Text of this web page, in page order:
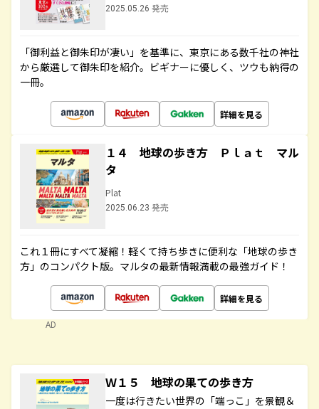
2025.05.26 発売
「御利益と御朱印が凄い」を基準に、東京にある数千社の神社
から厳選して御朱印を紹介。ビギナーに優しく、ツウも納得の
一冊。
詳細を見る
１４ 地球の歩き方 Ｐｌａｔ マル
タ
Plat
2025.06.23 発売
これ１冊にすべて凝縮！軽くて持ち歩きに便利な「地球の歩き
方」のコンパクト版。マルタの最新情報満載の最強ガイド！
詳細を見る
AD
Ｗ１５ 地球の果ての歩き方
一度は行きたい世界の「端っこ」を景観＆